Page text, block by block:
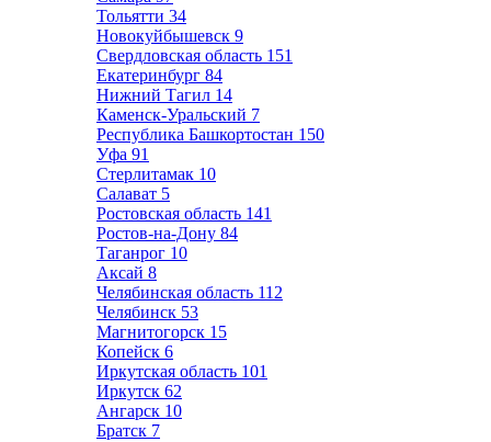
Тольятти 34
Новокуйбышевск 9
Свердловская область 151
Екатеринбург 84
Нижний Тагил 14
Каменск-Уральский 7
Республика Башкортостан 150
Уфа 91
Стерлитамак 10
Салават 5
Ростовская область 141
Ростов-на-Дону 84
Таганрог 10
Аксай 8
Челябинская область 112
Челябинск 53
Магнитогорск 15
Копейск 6
Иркутская область 101
Иркутск 62
Ангарск 10
Братск 7